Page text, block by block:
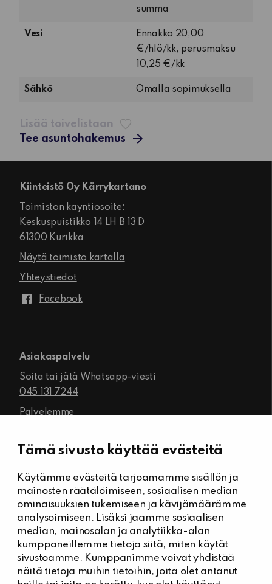
Tämä sivusto käyttää evästeitä
Käytämme evästeitä tarjoamamme sisällön ja
mainosten räätälöimiseen, sosiaalisen median
ominaisuuksien tukemiseen ja kävijämäärämme
analysoimiseen. Lisäksi jaamme sosiaalisen
median, mainosalan ja analytiikka-alan
kumppaneillemme tietoja siitä, miten käytät
sivustoamme. Kumppanimme voivat yhdistää
näitä tietoja muihin tietoihin, joita olet antanut
summa
Vesi
Ennakko 20,00
€/hlö/kk, perusmaksu
10,25 €/kk
Sähkö Omalla sopimuksella
Lisää toivelistaan
Tee asuntohakemus
Kiinteistö Oy Kärrykartano
Toimiston käyntiosoite:
Keskuspuistikko 14 LH B 13 D
61300 Kurikka
Näytä toimisto kartalla
Yhteystiedot
Facebook
Asiakaspalvelu
Soita tai jätä Whatsapp-viesti
045 131 7244
Palvelemme
Kiinteistöhuolto
Päivystysnumero, Kiinteistöässät
044 704 7632
Kiinteistönhuollon yhteystiedot
Tee vikailmoitus